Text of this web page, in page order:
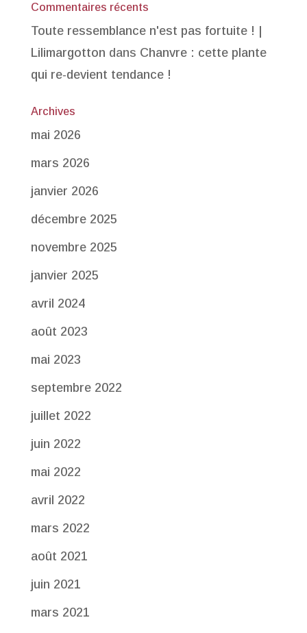
Commentaires récents
Toute ressemblance n'est pas fortuite ! |
Lilimargotton dans Chanvre : cette plante
qui re-devient tendance !
Archives
mai 2026
mars 2026
janvier 2026
décembre 2025
novembre 2025
janvier 2025
avril 2024
août 2023
mai 2023
septembre 2022
juillet 2022
juin 2022
mai 2022
avril 2022
mars 2022
août 2021
juin 2021
mars 2021